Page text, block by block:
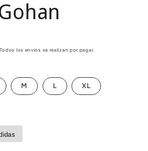
los envios se realizan por pagar.
M L XL